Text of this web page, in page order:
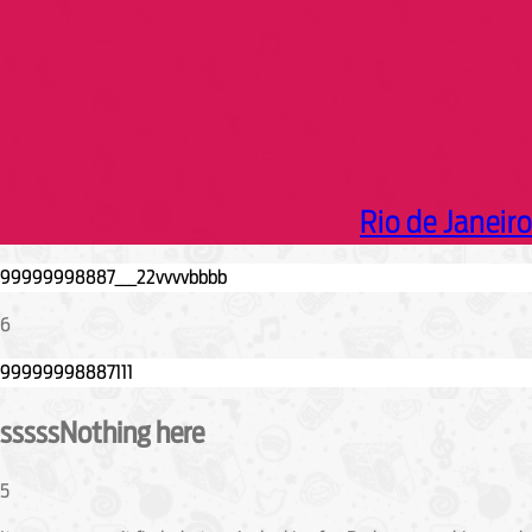
Rio de Janeiro
6
sssssNothing here
5